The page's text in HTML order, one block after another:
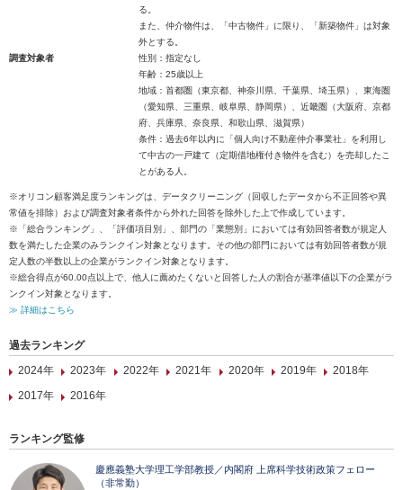
る。
また、仲介物件は、「中古物件」に限り、「新築物件」は対象
外とする。
調査対象者
性別：指定なし
年齢：25歳以上
地域：首都圏（東京都、神奈川県、千葉県、埼玉県）、東海圏
（愛知県、三重県、岐阜県、静岡県）、近畿圏（大阪府、京都
府、兵庫県、奈良県、和歌山県、滋賀県）
条件：過去6年以内に「個人向け不動産仲介事業社」を利用し
て中古の一戸建て（定期借地権付き物件を含む）を売却したこ
とがある人。
※オリコン顧客満足度ランキングは、データクリーニング（回収したデータから不正回答や異
常値を排除）および調査対象者条件から外れた回答を除外した上で作成しています。
※「総合ランキング」、「評価項目別」、部門の「業態別」においては有効回答者数が規定人
数を満たした企業のみランクイン対象となります。その他の部門においては有効回答者数が規
定人数の半数以上の企業がランクイン対象となります。
※総合得点が60.00点以上で、他人に薦めたくないと回答した人の割合が基準値以下の企業がラ
ンクイン対象となります。
≫ 詳細はこちら
過去ランキング
2024年
2023年 2022年 2021年 2020年 2019年
2018年
2017年
2016年
ランキング監修
慶應義塾大学理工学部教授／内閣府 上席科学技術政策フェロー
（非常勤）